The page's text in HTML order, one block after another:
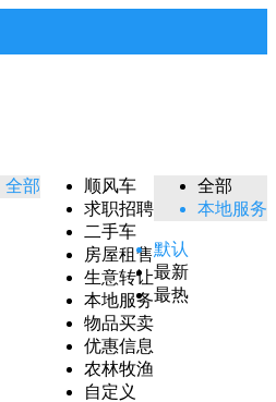
全部
顺风车
求职招聘
二手车
房屋租售
生意转让
本地服务
物品买卖
优惠信息
农林牧渔
自定义
全部
本地服务
默认
最新
最热